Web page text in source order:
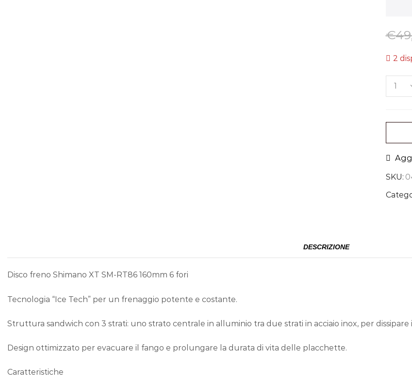
€
2
SKU:
DESCRIZIONE
Disco freno Shimano XT SM-RT86 160mm 6 fori
Tecnologia “Ice Tech” per un frenaggio potente e costante.
Struttura sandwich con 3 strati: uno strato centrale in alluminio tra due strati in acciaio inox, per
Design ottimizzato per evacuare il fango e prolungare la durata di vita delle placchette.
Caratteristiche